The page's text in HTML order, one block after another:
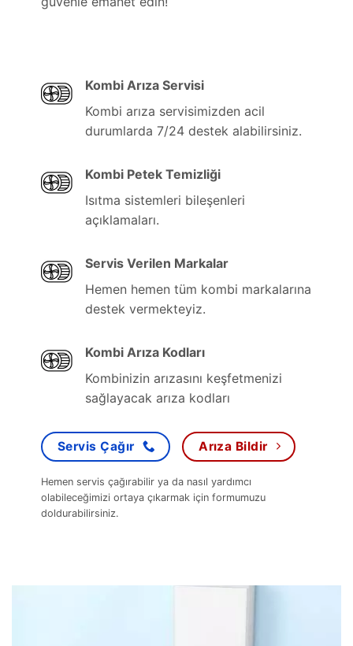
Kombi Arıza Servisi
Kombi arıza servisimizden acil
durumlarda 7/24 destek alabilirsiniz.
Kombi Petek Temizliği
Isıtma sistemleri bileşenleri
açıklamaları.
Servis Verilen Markalar
Hemen hemen tüm kombi markalarına
destek vermekteyiz.
Kombi Arıza Kodları
Kombinizin arızasını keşfetmenizi
sağlayacak arıza kodları
Servis Çağır Arıza Bildir
Hemen servis çağırabilir ya da nasıl yardımcı
olabileceğimizi ortaya çıkarmak için formumuzu
doldurabilirsiniz.